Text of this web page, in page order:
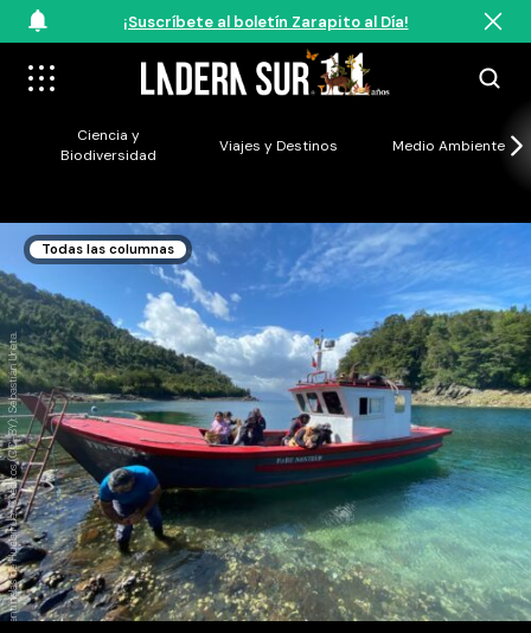
¡Suscríbete al boletín Zarapito al Día!
Ciencia y
Biodiversidad
Viajes y Destinos Medio Ambiente
Centinelas de Hualaihue. Créditos (CC-BY): Sebastián Ureta.
Todas las columnas